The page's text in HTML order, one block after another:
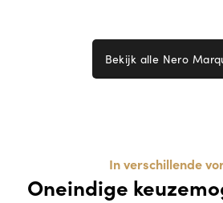
Bekijk alle Nero
In verschillende
Oneindige